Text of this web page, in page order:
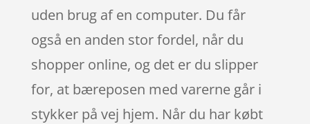
uden brug af en computer. Du får
også en anden stor fordel, når du
shopper online, og det er du slipper
for, at bæreposen med varerne går i
stykker på vej hjem. Når du har købt